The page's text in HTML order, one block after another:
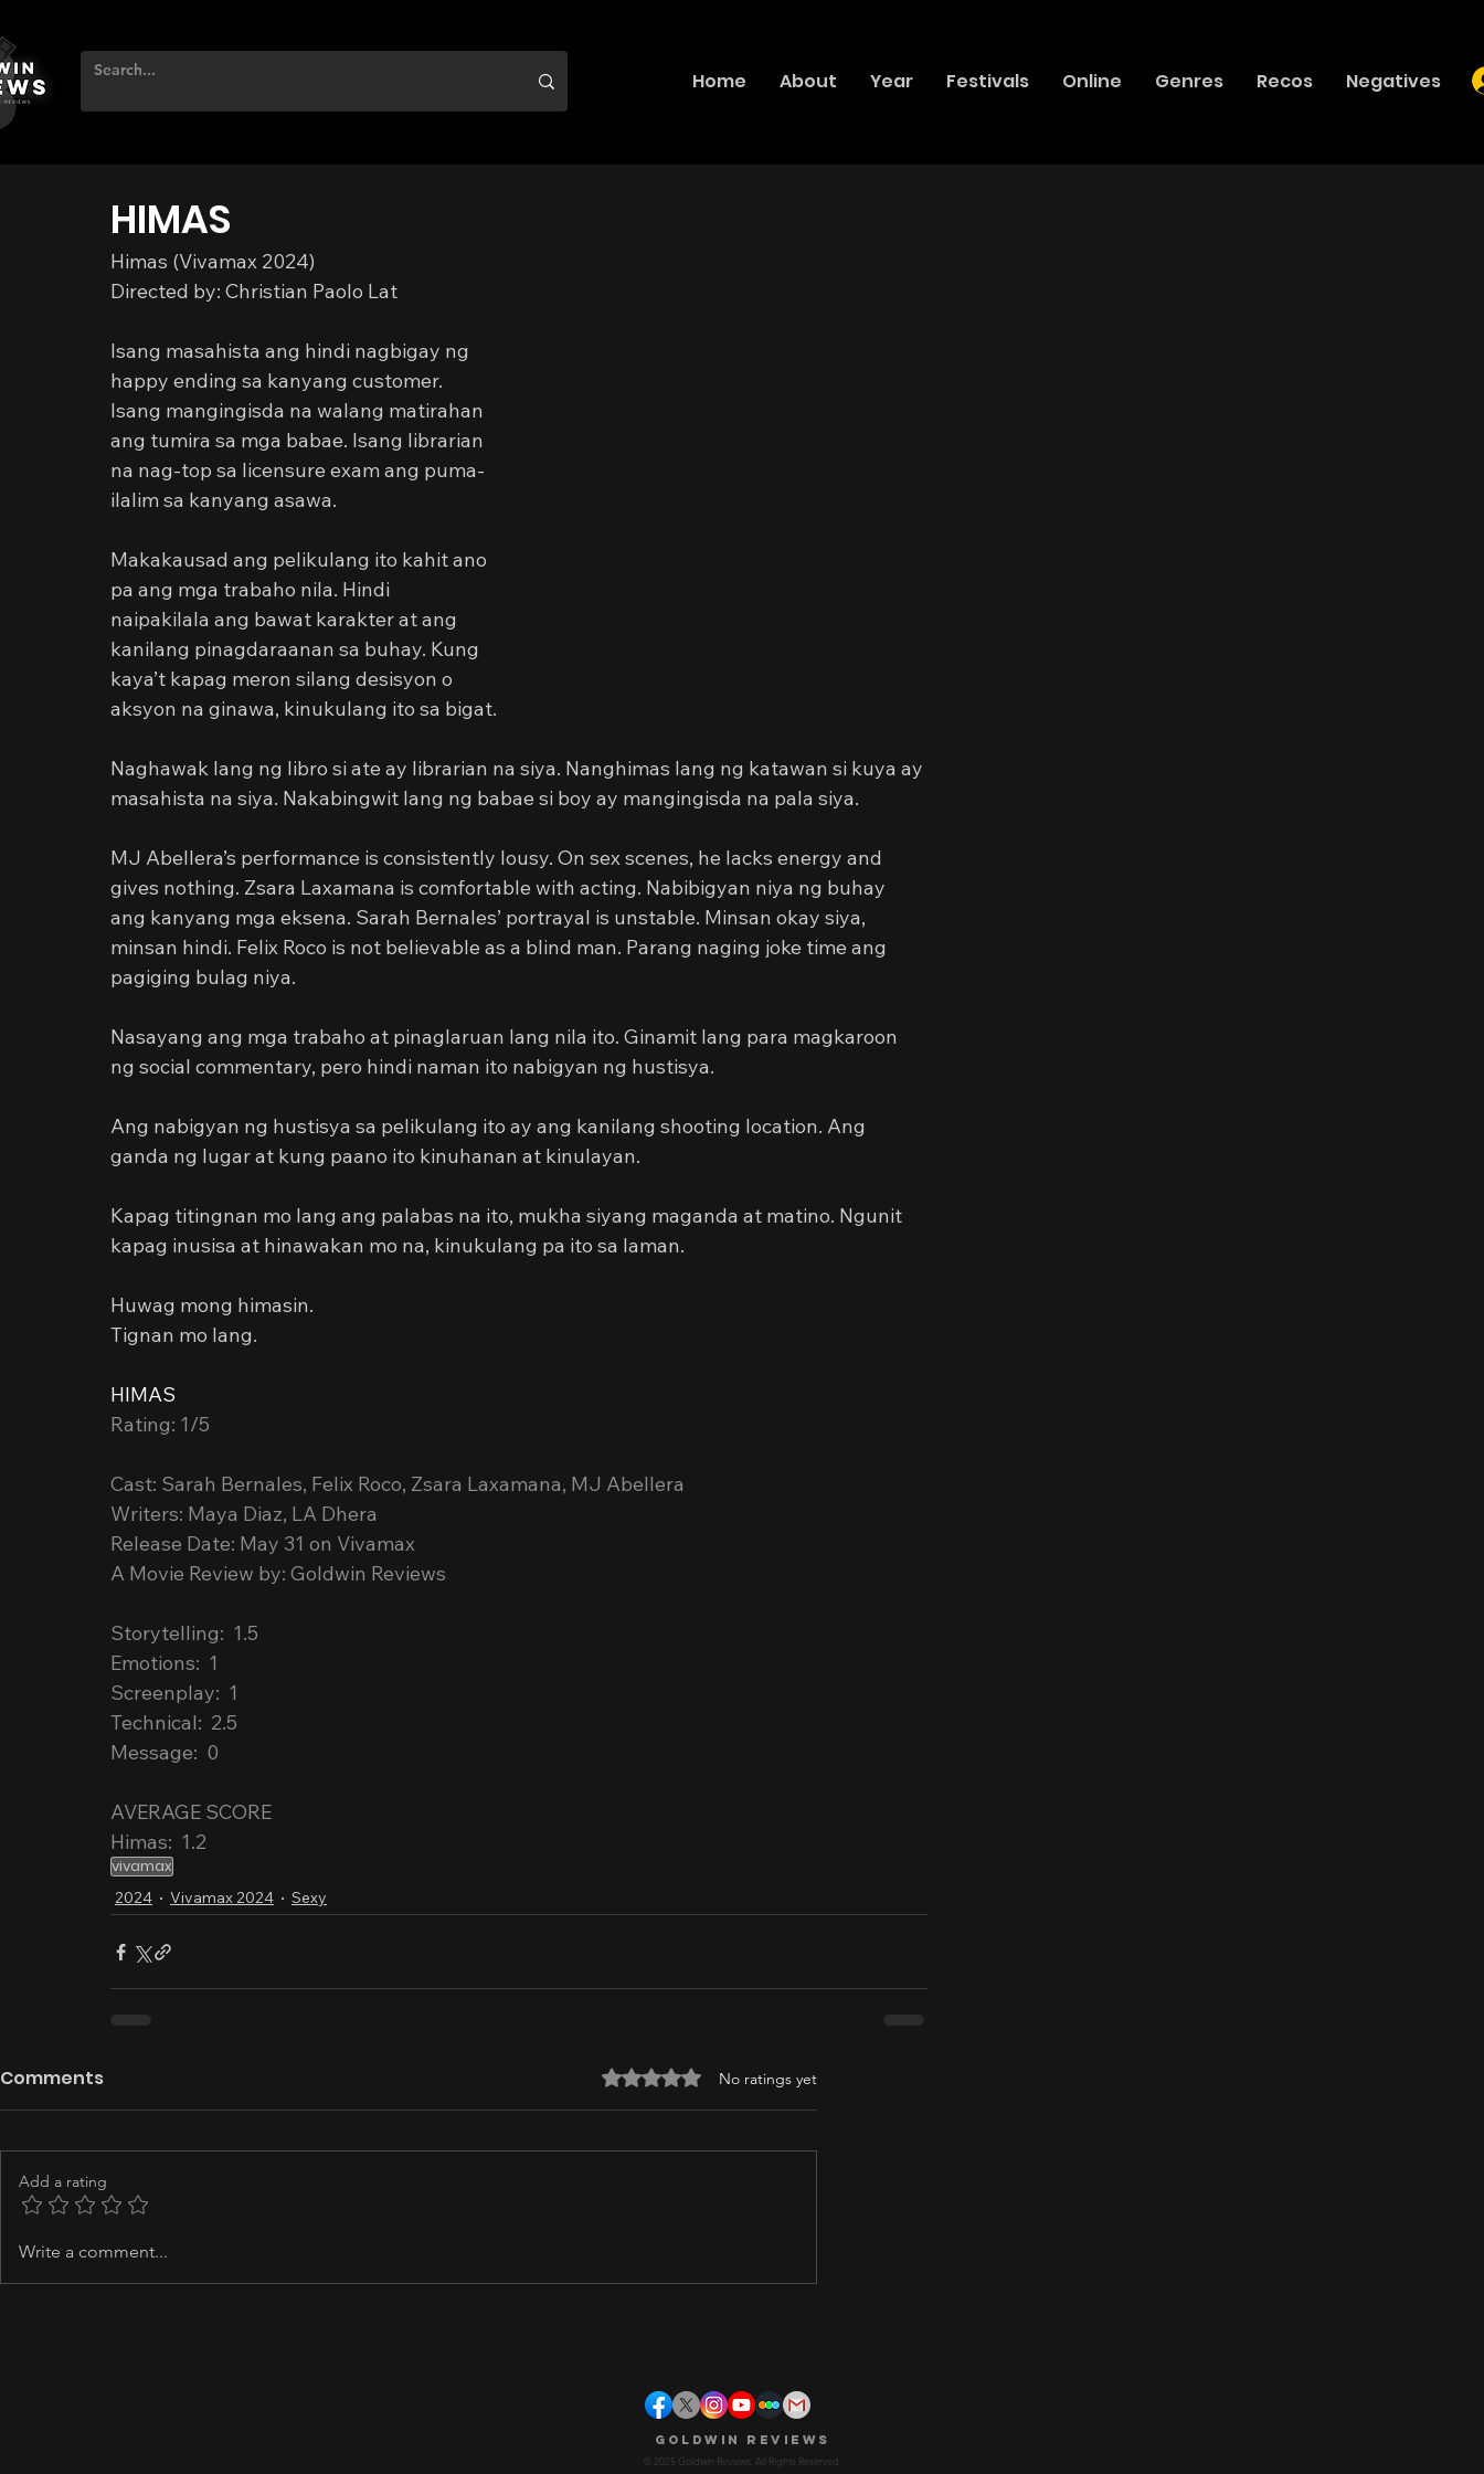
Home About Year Festivals Online Genres Recos Negatives
HIMAS
Himas (Vivamax 2024)
Directed by: Christian Paolo Lat
Isang masahista ang hindi nagbigay ng
happy ending sa kanyang customer.
Isang mangingisda na walang matirahan
ang tumira sa mga babae. Isang librarian
na nag-top sa licensure exam ang puma-
ilalim sa kanyang asawa.
Makakausad ang pelikulang ito kahit ano
pa ang mga trabaho nila. Hindi
naipakilala ang bawat karakter at ang
kanilang pinagdaraanan sa buhay. Kung
kaya’t kapag meron silang desisyon o
aksyon na ginawa, kinukulang ito sa bigat.
Naghawak lang ng libro si ate ay librarian na siya. Nanghimas lang ng katawan si kuya ay
masahista na siya. Nakabingwit lang ng babae si boy ay mangingisda na pala siya.
MJ Abellera’s performance is consistently lousy. On sex scenes, he lacks energy and
gives nothing. Zsara Laxamana is comfortable with acting. Nabibigyan niya ng buhay
ang kanyang mga eksena. Sarah Bernales’ portrayal is unstable. Minsan okay siya,
minsan hindi. Felix Roco is not believable as a blind man. Parang naging joke time ang
pagiging bulag niya.
Nasayang ang mga trabaho at pinaglaruan lang nila ito. Ginamit lang para magkaroon
ng social commentary, pero hindi naman ito nabigyan ng hustisya.
Ang nabigyan ng hustisya sa pelikulang ito ay ang kanilang shooting location. Ang
ganda ng lugar at kung paano ito kinuhanan at kinulayan.
Kapag titingnan mo lang ang palabas na ito, mukha siyang maganda at matino. Ngunit
kapag inusisa at hinawakan mo na, kinukulang pa ito sa laman.
Huwag mong himasin.
Tignan mo lang.
HIMAS
Rating: 1/5
Cast: Sarah Bernales, Felix Roco, Zsara Laxamana, MJ Abellera
Writers: Maya Diaz, LA Dhera
Release Date: May 31 on Vivamax
A Movie Review by: Goldwin Reviews
Storytelling:  1.5
Emotions:  1
Screenplay:  1
Technical:  2.5
Message:  0
AVERAGE SCORE
Himas:  1.2
vivamax
2024 Vivamax 2024 Sexy
Comments Rated 0 out of 5 stars.
No ratings yet
Add a rating
Write a comment...
Goldwin Reviews
© 2025 Goldwin Reviews. All Rights Reserved